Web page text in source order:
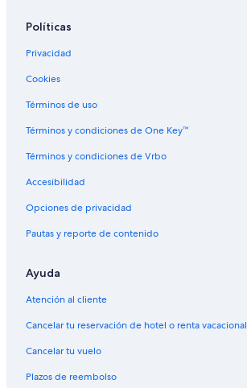
Políticas
Privacidad
Cookies
Términos de uso
Términos y condiciones de One Key™
Términos y condiciones de Vrbo
Accesibilidad
Opciones de privacidad
Pautas y reporte de contenido
Ayuda
Atención al cliente
Cancelar tu reservación de hotel o renta vacacional
Cancelar tu vuelo
Plazos de reembolso